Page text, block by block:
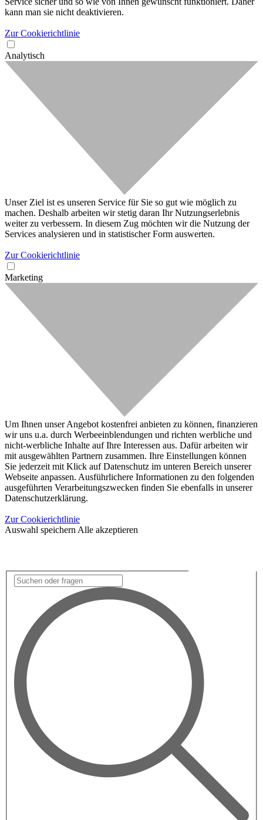
kann man sie nicht deaktivieren.
Zur Cookierichtlinie
Analytisch
Unser Ziel ist es unseren Service für Sie so gut wie möglich zu
machen. Deshalb arbeiten wir stetig daran Ihr Nutzungserlebnis
weiter zu verbessern. In diesem Zug möchten wir die Nutzung der
Services analysieren und in statistischer Form auswerten.
Zur Cookierichtlinie
Marketing
Um Ihnen unser Angebot kostenfrei anbieten zu können, finanzieren
wir uns u.a. durch Werbeeinblendungen und richten werbliche und
nicht-werbliche Inhalte auf Ihre Interessen aus. Dafür arbeiten wir
mit ausgewählten Partnern zusammen. Ihre Einstellungen können
Sie jederzeit mit Klick auf Datenschutz im unteren Bereich unserer
Webseite anpassen. Ausführlichere Informationen zu den folgenden
ausgeführten Verarbeitungszwecken finden Sie ebenfalls in unserer
Datenschutzerklärung.
Zur Cookierichtlinie
Auswahl speichern Alle akzeptieren